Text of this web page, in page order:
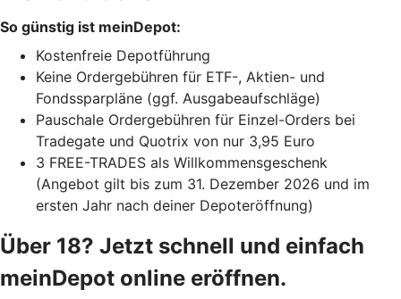
So günstig ist meinDepot:
Kostenfreie Depotführung
Keine Ordergebühren für ETF-, Aktien- und
Fondssparpläne (ggf. Ausgabeaufschläge)
Pauschale Ordergebühren für Einzel-Orders bei
Tradegate und Quotrix von nur 3,95 Euro
3 FREE-TRADES als Willkommensgeschenk
(Angebot gilt bis zum 31. Dezember 2026 und im
ersten Jahr nach deiner Depoteröffnung)
Über 18? Jetzt schnell und einfach
meinDepot online eröffnen.